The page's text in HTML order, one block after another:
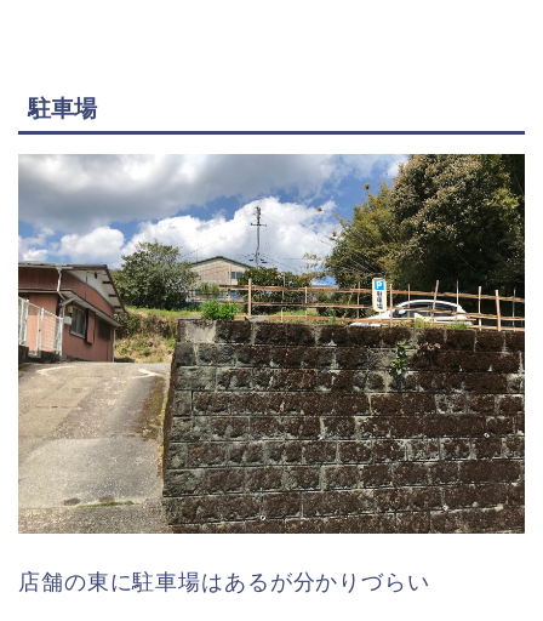
駐車場
店舗の東に駐車場はあるが分かりづらい